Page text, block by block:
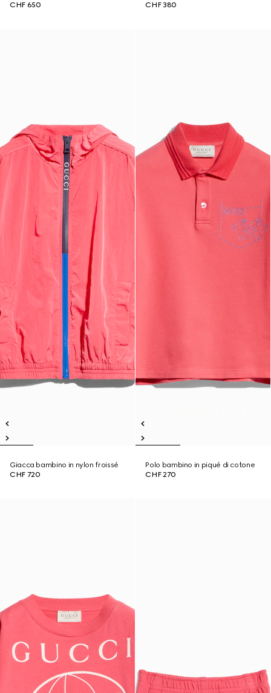
CHF 650
CHF 380
Giacca bambino in nylon froissé
CHF 720
Polo bambino in piqué di cotone
CHF 270